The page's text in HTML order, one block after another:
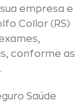
empresa e
Collor (RS)
conforme as
Saúde